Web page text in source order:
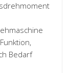
Bedarf